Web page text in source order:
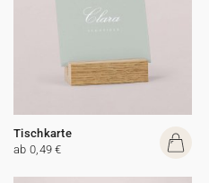
Tischkarte
ab 0,49 €